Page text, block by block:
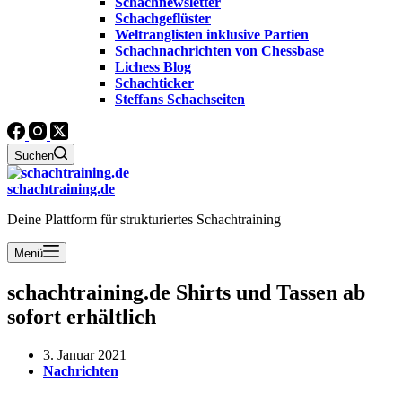
Schachgeflüster
Weltranglisten inklusive Partien
Schachnachrichten von Chessbase
Lichess Blog
Schachticker
Steffans Schachseiten
Suchen
schachtraining.de
Deine Plattform für strukturiertes Schachtraining
Menü
schachtraining.de Shirts und Tassen ab
sofort erhältlich
3. Januar 2021
Nachrichten